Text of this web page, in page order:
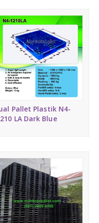
Pallet Plastik N4-
LA Dark Blue